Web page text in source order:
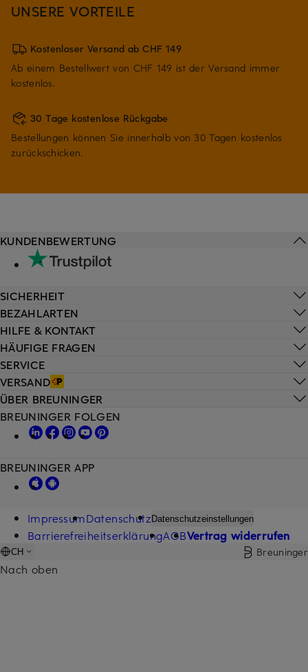
UNSERE VORTEILE
Kostenloser Versand ab CHF 149
Ab einem Bestellwert von CHF 149 ist der Versand immer
kostenlos.
30 Tage kostenlose Rückgabe
Bestellungen können Sie innerhalb von 30 Tagen kostenlos
zurückschicken.
HILFE & KONTAKT
HÄUFIGE FRAGEN
SERVICE
VERSAND
KUNDENBEWERTUNG
SICHERHEIT
BEZAHLARTEN
ÜBER BREUNINGER
BREUNINGER FOLGEN
BREUNINGER APP
ImpressumDatenschutz Datenschutzeinstellungen
BarrierefreiheitserklärungAGBVertrag widerrufen
CH Breuninger
Nach oben